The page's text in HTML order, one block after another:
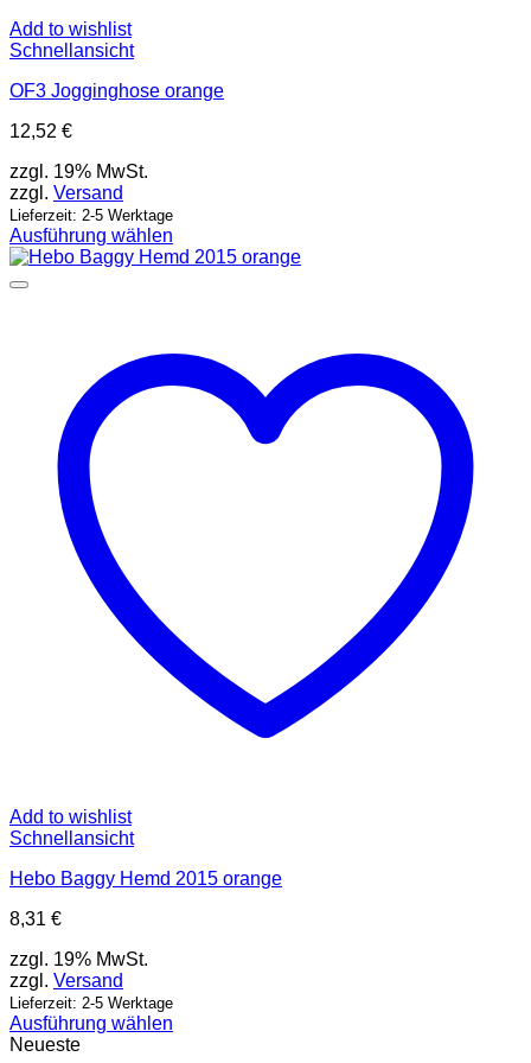
Add to wishlist
Schnellansicht
OF3 Jogginghose orange
12,52 €
zzgl. 19% MwSt.
zzgl. Versand
Lieferzeit: 2-5 Werktage
Ausführung wählen
Dieses
Produkt
Optionen
können
Produktseite
gewählt
werden
Add to wishlist
Schnellansicht
Hebo Baggy Hemd 2015 orange
8,31 €
zzgl. 19% MwSt.
zzgl. Versand
Lieferzeit: 2-5 Werktage
Ausführung wählen
Dieses
Neueste